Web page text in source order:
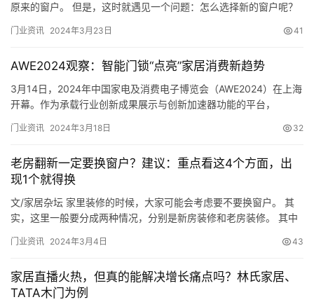
首
户
卧
室
门
生
间
原来的窗户。 但是，这时就遇见一个问题：怎么选择新的窗户呢？
择。 因为从价格上来说，其价格差异非常的大，从几百元到1000多
实用。 你知道我的这位山东人朋友是怎么选择窗户的吗？ 下…
门业资讯 2024年3月23日 41
AWE2024观察：智能门锁“点亮”家居消费新趋势
3月14日，2024年中国家电及消费电子博览会（AWE2024）在上海
开幕。作为承载行业创新成果展示与创新加速器功能的平台，
来发展注入活力，助推产业科技化、创新化的高质量发展。
费、生活的影响越来越深入。5G、人工智能、云计算、V…
门业资讯 2024年3月18日 32
老房翻新一定要换窗户？建议：重点看这4个方面，出
现1个就得换
文/家居杂坛 家里装修的时候，大家可能会考虑要不要换窗户。 其
实，这里一般要分成两种情况，分别是新房装修和老房装修。 其中
新装修，大家也不要盲目。 老房翻新，是否一定要换窗户呢？重点
的问题时需要更换窗户吗？ 哪些情况需要更换窗户？ 对于家里…
门业资讯 2024年3月4日 43
家居直播火热，但真的能解决增长痛点吗？林氏家居、
TATA木门为例